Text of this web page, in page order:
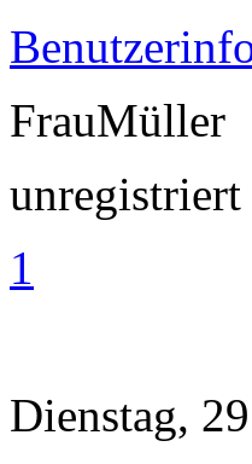
FrauMüller
unregistriert
1
Dienstag,